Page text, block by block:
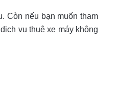
Còn nếu bạn muốn tham
vụ thuê xe máy không